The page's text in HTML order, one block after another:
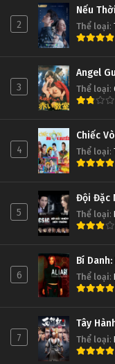
2
Nếu
Thể loại:
3
Angel
Thể loại:
4
Chiếc
Thể loại:
5
Đội Đặc
Thể loại:
6
Bí Danh:
Thể loại:
7
Tây
Thể loại: